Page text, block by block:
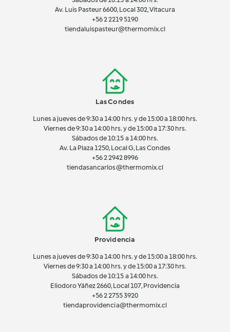
Av. Luis Pasteur 6600, Local 302, Vitacura
+56 2 2219 5190
tiendaluispasteur@thermomix.cl
Las Condes
Lunes a jueves de 9:30 a 14:00 hrs. y de 15:00 a 18:00 hrs.
Viernes de 9:30 a 14:00 hrs. y de 15:00 a 17:30 hrs.
Sábados de 10:15 a 14:00 hrs.
Av. La Plaza 1250, Local G, Las Condes
+56 2 2942 8996
tiendasancarlos@thermomix.cl
Providencia
Lunes a jueves de 9:30 a 14:00 hrs. y de 15:00 a 18:00 hrs.
Viernes de 9:30 a 14:00 hrs. y de 15:00 a 17:30 hrs.
Sábados de 10:15 a 14:00 hrs.
Eliodoro Yáñez 2660, Local 107, Providencia
+56 2 2755 3920
tiendaprovidencia@thermomix.cl